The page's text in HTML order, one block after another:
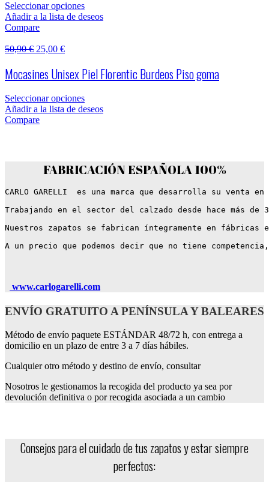
Seleccionar opciones
Añadir a la lista de deseos
Compare
50,90€ 25,00 €
Mocasines Unisex Piel Florentic Burdeos Piso goma
Seleccionar opciones
Añadir a la lista de deseos
Compare
FABRICACIÓN ESPAÑOLA 100%
CARLO GARELLI  es una marca que desarrolla su
Trabajando en el sector del calzado desde hace más
Nuestros zapatos se fabrican íntegramente en fábricas
A un precio que podemos decir que no tiene
www.carlogarelli.com
ENVÍO GRATUITO A PENÍNSULA Y BALEARES
Método de envío paquete ESTÁNDAR 48/72 h, con entrega a
domicilio en un plazo de entre 3 a 7 días hábiles.
Cualquier otro método y destino de envío, consultar
Nosotros le gestionamos la recogida del producto ya sea por
devolución definitiva o por recogida asociada a un cambio
Consejos para el cuidado de tus zapatos y estar siempre
perfectos: